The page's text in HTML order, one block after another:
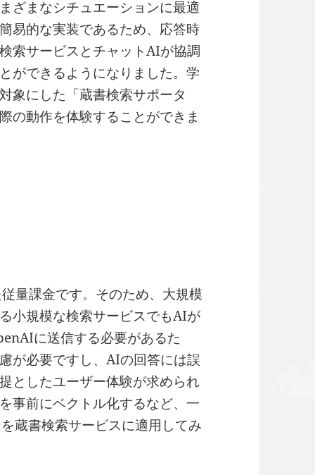
ざまなシチュエーションに最適
易的な実装であるため、応答時
索サービスとチャットAIが協調
ができるようになりました。学
象にした「蔵書検索サポータ
の動作を体験することができま
量課金です。そのため、大規模
小規模な検索サービスでもAIが
に送信する必要があるた
が必要ですし、AIの回答には誤
としたユーザー体験が求められ
事前にベクトル化するなど、一
蔵書検索サービスに適用してみ